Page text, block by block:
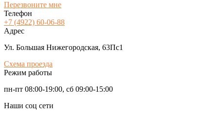
Перезвоните мне
Телефон
+7 (4922) 60-06-88
Адрес
Ул. Большая Нижегородская, 63Пс1
Схема проезда
Режим работы
пн-пт 08:00-19:00, сб 09:00-15:00
Наши соц сети